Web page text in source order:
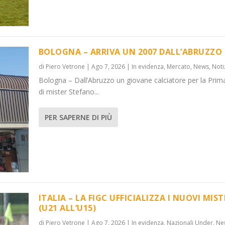
,Notizie
MISTER...
,News
BOLOGNA – ARRIVA UN 2007 DALL’ABRUZZO
di Piero Vetrone | Ago 7, 2026| In evidenza, Mercato, News,
Bologna – Dall’Abruzzo un giovane calciatore per la
di mister Stefano...
PER SAPERNE DI PIÙ
ITALIA – LA FIGC UFFICIALIZZA I NUOVI
(U21 ALL’U15)
di Piero Vetrone | Ago 7, 2026| In evidenza, Nazionali Under,